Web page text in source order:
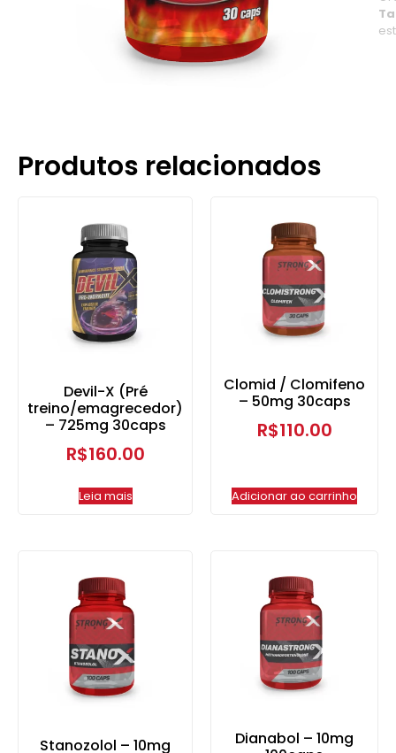
Produtos relacionados
Devil-X (Pré
treino/emagrecedor)
– 725mg 30caps
R$160.00
Leia mais
Clomid / Clomifeno
– 50mg 30caps
R$110.00
Adicionar ao carrinho
Stanozolol – 10mg
Dianabol – 10mg